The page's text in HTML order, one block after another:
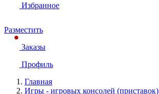
Избранное
Разместить
Заказы
Профиль
Главная
Игры - игровых консолей (приставок)